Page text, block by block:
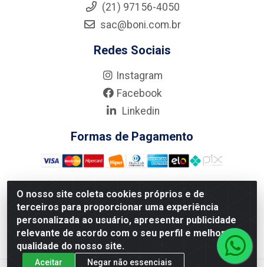
O nosso site coleta cookies próprios e de
terceiros para proporcionar uma experiência
personalizada ao usuário, apresentar publicidade
relevante de acordo com o seu perfil e melhorar a
qualidade do nosso site.
Aceitar Negar não essenciais
(21) 97156-4050
sac@boni.com.br
Redes Sociais
Instagram
Facebook
Linkedin
Formas de Pagamento
Nova Boni Distribuidora de Material de Construção LTDA - Rua
Alice Tibiriçá, 330 - Vila Da Penha, Rio de Janeiro/RJ - CEP:
21.210-110 - CNPJ: 11.003.135/0001-27